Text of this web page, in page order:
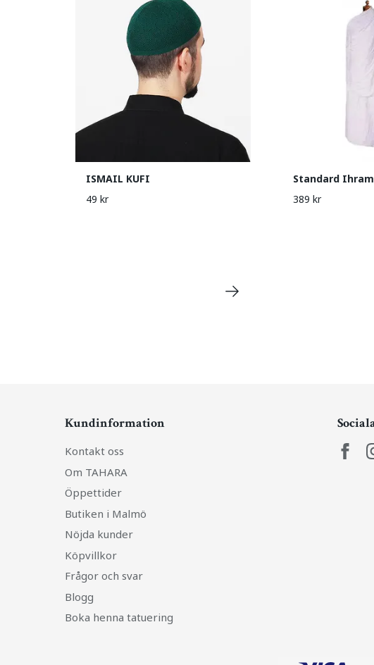
ISMAIL KUFI
49 kr
Standard Ihram
389 kr
Kundinformation
Kontakt oss
Om TAHARA
Öppettider
Butiken i Malmö
Nöjda kunder
Köpvillkor
Frågor och svar
Blogg
Boka henna tatuering